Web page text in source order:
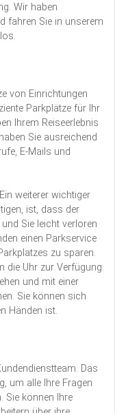
Wir haben
fahren Sie in unserem
von Einrichtungen
Parkplätze für Ihr
Ihrem Reiseerlebnis
Sie ausreichend
E-Mails und
weiterer wichtiger
ist, dass der
Sie leicht verloren
einen Parkservice
zu sparen.
die Uhr zur Verfügung.
und mit einer
Sie können sich
Händen ist.
Das
um alle Ihre Fragen
Sie können Ihre